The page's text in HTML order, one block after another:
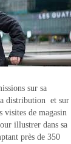
sur sa
distribution et sur
visites de magasin
illustrer dans sa
près de 350